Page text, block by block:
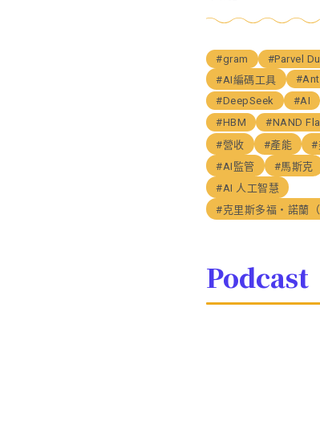
#gram #Parvel
#AI編碼工具
#DeepSeek
#AI
#HBM
#NAND
#營收
#產能 #
#AI監管
#馬斯克
#AI 人工智慧
#克里斯多福・諾蘭
Podcast